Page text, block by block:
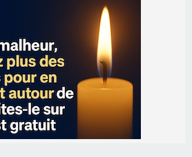
le 13 septembre
producteurs à Cruculi le